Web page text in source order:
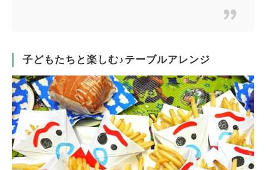
子どもたちと楽しむ♪テーブルアレンジ